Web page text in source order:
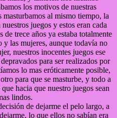
los motivos de nuestras
masturbamos al mismo tiempo, la
juegos y estos eran cada
trece años ya estaba totalmente
las mujeres, aunque todavía no
nuestros inocentes juegos ese
para ser realizados por
lo mas eróticamente posible,
para que se masturbe, y todo a
hacia que nuestro juegos sean
lindos.
de dejarme el pelo largo, a
lo que ellos no sabían era